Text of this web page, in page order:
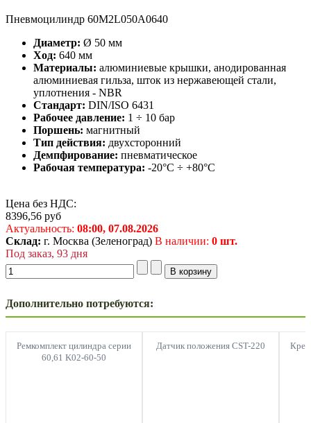
Пневмоцилиндр 60M2L050A0640
Диаметр: Ø 50 мм
Ход: 640 мм
Материалы: алюминиевые крышки, анодированная
алюминиевая гильза, шток из нержавеющей стали,
уплотнения - NBR
Стандарт: DIN/ISO 6431
Рабочее давление: 1 ÷ 10 бар
Поршень: магнитный
Тип действия: двухсторонний
Демпфирование: пневматическое
Рабочая температура: -20°C ÷ +80°C
Цена без НДС:
8396,56 руб
Актуальность: 08:00, 07.08.2026
Склад: г. Москва (Зеленоград) В наличии: 0 шт.
Под заказ, 93 дня
Дополнительно потребуются:
Ремкомплект цилиндра серии
60,61 K02-60-50
Датчик положения CST-220